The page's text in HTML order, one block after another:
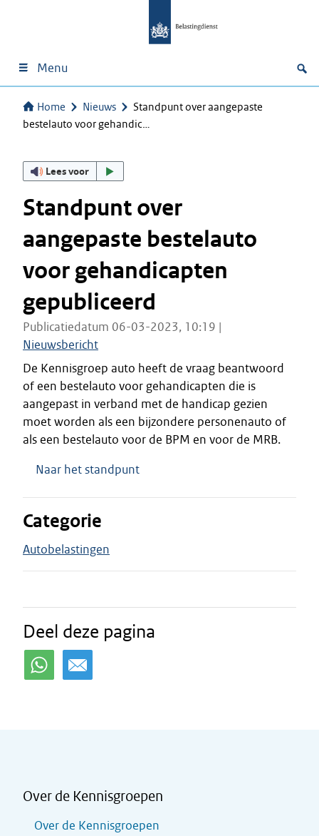
Menu
Home Nieuws
Standpunt over aangepaste
bestelauto voor gehandic…
Lees voor
Standpunt over
aangepaste bestelauto
voor gehandicapten
gepubliceerd
Publicatiedatum 06-03-2023, 10:19 |
Nieuwsbericht
De Kennisgroep auto heeft de vraag beantwoord
of een bestelauto voor gehandicapten die is
aangepast in verband met de handicap gezien
moet worden als een bijzondere personenauto of
als een bestelauto voor de BPM en voor de MRB.
Naar het standpunt
Categorie
Autobelastingen
Deel deze pagina
Over de Kennisgroepen
Over de Kennisgroepen